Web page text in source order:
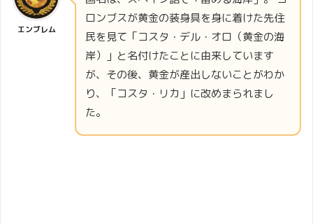
エンブレム
ロンブスが黄金の装身具を身に着けた先住
民を見て「コスタ・デル・オロ（黄金の海
岸）」と名付けたことに由来しています
が、その後、黄金が産出しないことがわか
り、「コスタ・リカ」に改めまられまし
た。